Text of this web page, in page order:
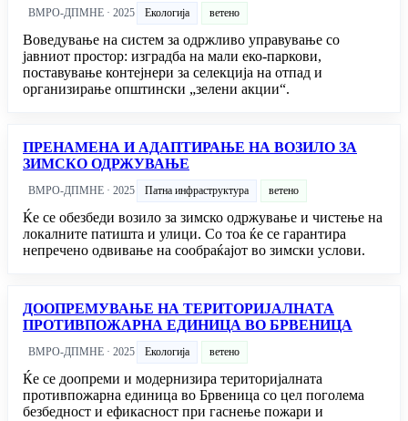
ВМРО-ДПМНЕ · 2025 Екологија ветено
Воведување на систем за одржливо управување со
јавниот простор: изградба на мали еко-паркови,
поставување контејнери за селекција на отпад и
организирање општински „зелени акции“.
ПРЕНАМЕНА И АДАПТИРАЊЕ НА ВОЗИЛО ЗА
ЗИМСКО ОДРЖУВАЊЕ
ВМРО-ДПМНЕ · 2025 Патна инфраструктура ветено
Ќе се обезбеди возило за зимско одржување и чистење на
локалните патишта и улици. Со тоа ќе се гарантира
непречено одвивање на сообраќајот во зимски услови.
ДООПРЕМУВАЊЕ НА ТЕРИТОРИЈАЛНАТА
ПРОТИВПОЖАРНА ЕДИНИЦА ВО БРВЕНИЦА
ВМРО-ДПМНЕ · 2025 Екологија ветено
Ќе се доопреми и модернизира територијалната
противпожарна единица во Брвеница со цел поголема
безбедност и ефикасност при гаснење пожари и